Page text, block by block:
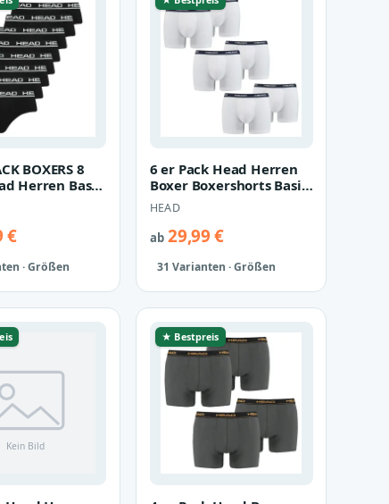
BOXERS 8
Herren Basic
Slip
€
· Größen
6 er Pack Head Herren
Boxer Boxershorts Basic
Pant Unterwäsche
HEAD
ab29,99 €
31 Varianten · Größen
★ Bestpreis